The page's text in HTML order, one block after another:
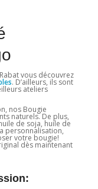
vous découvrez
. D’ailleurs, ils sont
ateliers
nos Bougie
naturels. De plus,
de soja, huile de
personnalisation,
votre bougie!
dès maintenant